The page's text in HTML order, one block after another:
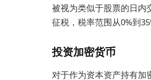
被视为类似于股票的日内
征税，税率范围从0%到
投资加密货币
对于作为资本资产持有加